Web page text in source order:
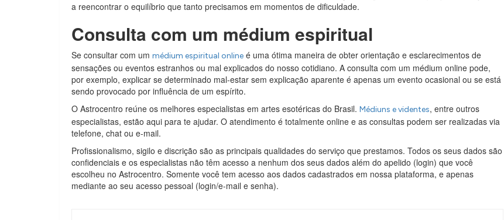
a reencontrar o equilíbrio que tanto precisamos em momentos de dificuldade.
Consulta com um médium espiritual
Se consultar com um médium espiritual online é uma ótima maneira de obter orientação e esclarecimentos de
sensações ou eventos estranhos ou mal explicados do nosso cotidiano. A consulta com um médium online pode,
por exemplo, explicar se determinado mal-estar sem explicação aparente é apenas um evento ocasional ou se está
sendo provocado por influência de um espírito.
O Astrocentro reúne os melhores especialistas em artes esotéricas do Brasil. Médiuns e videntes, entre outros
especialistas, estão aqui para te ajudar. O atendimento é totalmente online e as consultas podem ser realizadas via
telefone, chat ou e-mail.
Profissionalismo, sigilo e discrição são as principais qualidades do serviço que prestamos. Todos os seus dados são
confidenciais e os especialistas não têm acesso a nenhum dos seus dados além do apelido (login) que você
escolheu no Astrocentro. Somente você tem acesso aos dados cadastrados em nossa plataforma, e apenas
mediante ao seu acesso pessoal (login/e-mail e senha).